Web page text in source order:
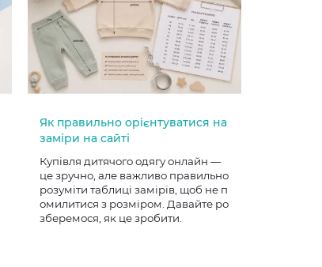
Як правильно орієнтуватися на
заміри на сайті
Купівля дитячого одягу онлайн —
це зручно, але важливо правильно
розуміти таблиці замірів, щоб не п
омилитися з розміром. Давайте ро
зберемося, як це зробити.